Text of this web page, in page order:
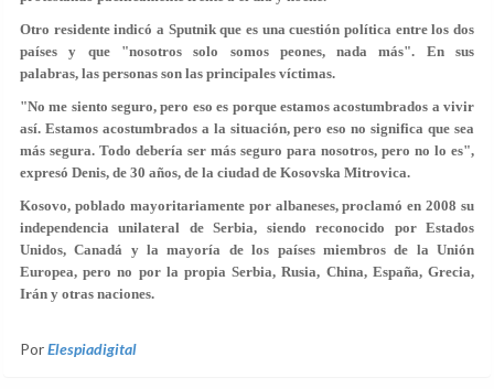
Otro residente indicó a Sputnik que es una cuestión política entre los dos
países y que "nosotros solo somos peones, nada más". En sus
palabras, las personas son las principales víctimas.
"No me siento seguro, pero eso es porque estamos acostumbrados a vivir
así. Estamos acostumbrados a la situación, pero eso no significa que sea
más segura. Todo debería ser más seguro para nosotros, pero no lo es",
expresó Denis, de 30 años, de la ciudad de Kosovska Mitrovica.
Kosovo, poblado mayoritariamente por albaneses, proclamó en 2008 su
independencia unilateral de Serbia, siendo reconocido por Estados
Unidos, Canadá y la mayoría de los países miembros de la Unión
Europea, pero no por la propia Serbia, Rusia, China, España, Grecia,
Irán y otras naciones.
PorElespiadigital